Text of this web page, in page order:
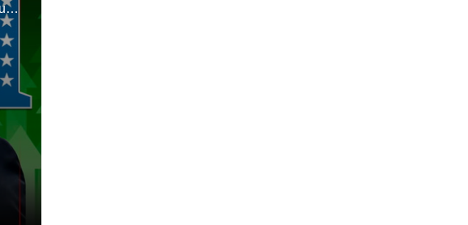
El ranking FIFA correspondiente a septiembre fue revelado. Este, cuenta con un par de notas peculiares: el descenso de Costa Rica y la alza de Honduras, previo al compromiso en el Estadio Morazán por las eliminatorias Mundialistas rumbo a United 2026.